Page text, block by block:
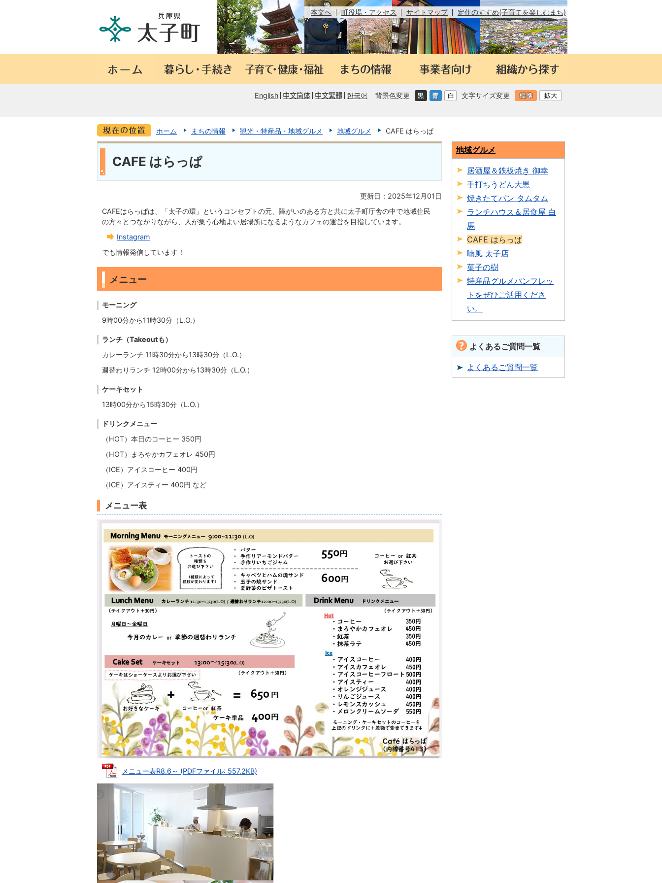
本文へ 町役場・アクセス サイトマップ 定住のすすめ(子育てを楽しむまち)
English 中文筒体 中文繁體 한국어 背景色変更 文字サイズ変更
ホーム まちの情報 観光・特産品・地域グルメ 地域グルメ CAFE はらっぱ
CAFE はらっぱ
更新日：2025年12月01日
CAFEはらっぱは、「太子の環」というコンセプトの元、障がいのある方と共に太子町庁舎の中で地域住民
の方々とつながりながら、人が集う心地よい居場所になるようなカフェの運営を目指しています。
Instagram
でも情報発信しています！
メニュー
モーニング
9時00分から11時30分（L.O.）
ランチ（Takeoutも）
カレーランチ 11時30分から13時30分（L.O.）
週替わりランチ 12時00分から13時30分（L.O.）
ケーキセット
13時00分から15時30分（L.O.）
ドリンクメニュー
（HOT）本日のコーヒー 350円
（HOT）まろやかカフェオレ 450円
（ICE）アイスコーヒー 400円
（ICE）アイスティー 400円 など
メニュー表
メニュー表R8.6～ (PDFファイル: 557.2KB)
地域グルメ
居酒屋＆鉄板焼き 御幸
手打ちうどん大黒
焼きたてパン タムタム
ランチハウス＆居食屋 白
馬
CAFE はらっぱ
喃風 太子店
菓子の樹
特産品グルメパンフレッ
トをぜひご活用くださ
い。
よくあるご質問一覧
よくあるご質問一覧